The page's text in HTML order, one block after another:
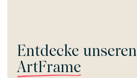
Entdecke unseren
ArtFrame